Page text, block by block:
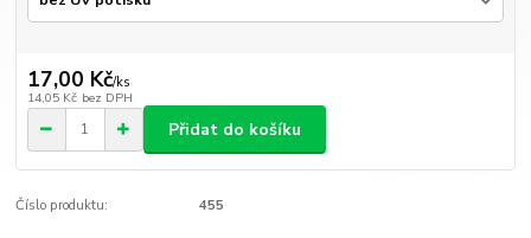
17,00 Kč/ks
14,05 Kč bez DPH
Přidat do košíku
Číslo produktu: 455